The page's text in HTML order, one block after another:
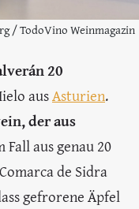
/ TodoVino Weinmagazin
20
ausAsturien.
der aus
Fall aus genau 20
de Sidra
gefrorene Äpfel